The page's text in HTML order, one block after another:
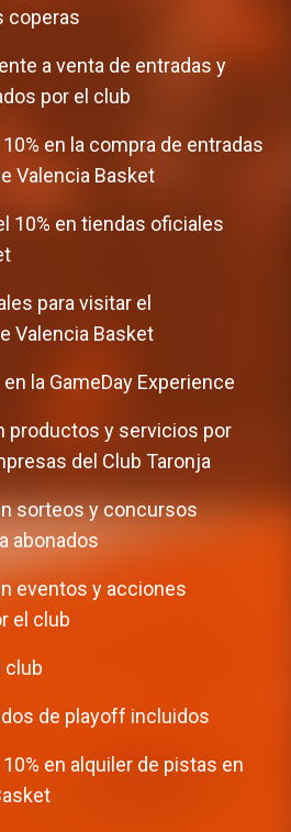
coperas
a venta de entradas y
por el club
en la compra de entradas
Valencia Basket
10% en tiendas oficiales
para visitar el
Valencia Basket
la GameDay Experience
productos y servicios por
del Club Taronja
sorteos y concursos
abonados
eventos y acciones
el club
club
de playoff incluidos
en alquiler de pistas en